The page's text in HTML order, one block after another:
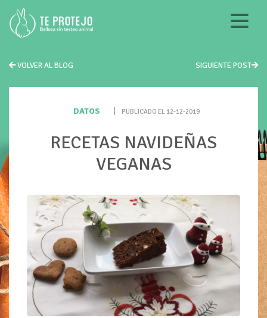
VOLVER AL BLOG SIGUIENTE POST
DATOS PUBLICADO EL 12-12-2019
RECETAS NAVIDEÑAS
VEGANAS